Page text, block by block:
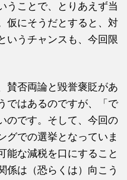
うことで、とりあえず当
仮にそうだとすると、対
いうチャンスも、今回限
賛否両論と毀誉褒貶があ
ではあるのですが、「で
のです。そして、今回の
グでの選挙となっていま
能な減税を口にすること
係は（恐らくは）向こう